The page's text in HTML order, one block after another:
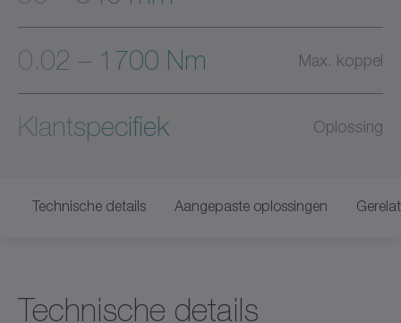
0.02 – 1700 Nm Max. koppel
Klantspecifiek Oplossing
Technische details Aangepaste oplossingen
Technische details